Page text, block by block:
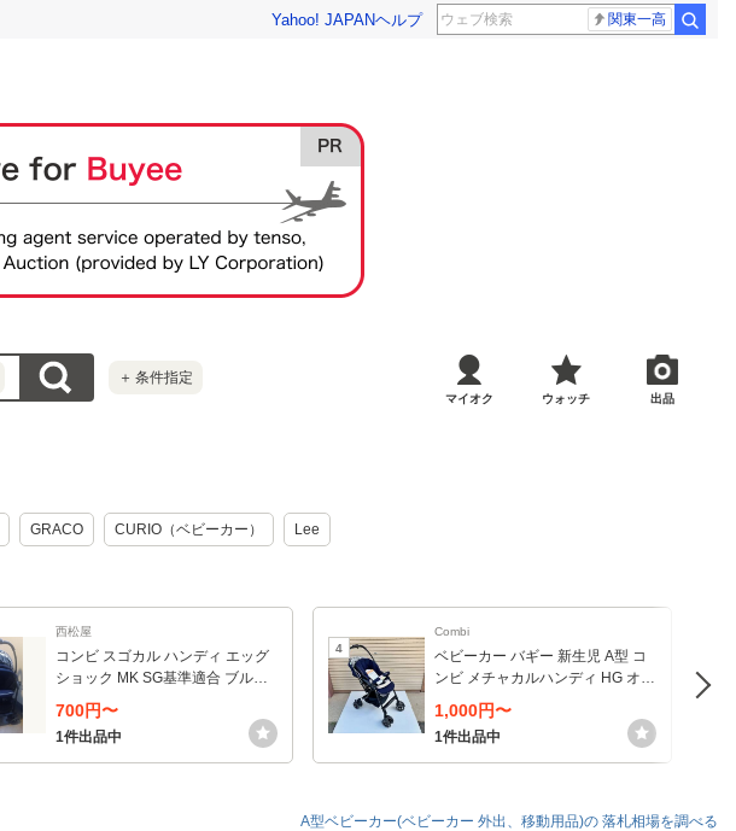
Yahoo! JAPANヘルプ 関東一高
＋ 条件指定
マイオク ウォッチ 出品
GRACO CURIO（ベビーカー） Lee
西松屋
コンビ スゴカル ハンディ エッグ
ショック MK SG基準適合 ブルー
1か月〜
700円〜
1件出品中
4
Combi
ベビーカー バギー 新生児 A型 コ
ンビ メチャカルハンディ HG オー
ト4キャス プリュイネイビー
1,000円〜
1件出品中
A型ベビーカー(ベビーカー 外出、移動用品)の 落札相場を調べる